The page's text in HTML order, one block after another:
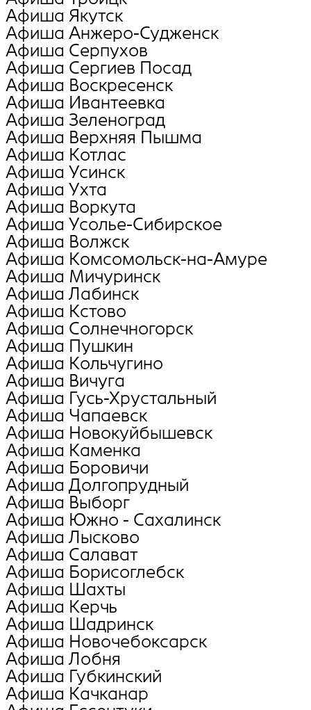
Афиша Якутск
Афиша Анжеро-Судженск
Афиша Серпухов
Афиша Сергиев Посад
Афиша Воскресенск
Афиша Ивантеевка
Афиша Зеленоград
Афиша Верхняя Пышма
Афиша Котлас
Афиша Усинск
Афиша Ухта
Афиша Воркута
Афиша Усолье-Сибирское
Афиша Волжск
Афиша Комсомольск-на-Амуре
Афиша Мичуринск
Афиша Лабинск
Афиша Кстово
Афиша Солнечногорск
Афиша Пушкин
Афиша Кольчугино
Афиша Вичуга
Афиша Гусь-Хрустальный
Афиша Чапаевск
Афиша Новокуйбышевск
Афиша Каменка
Афиша Боровичи
Афиша Долгопрудный
Афиша Выборг
Афиша Южно - Сахалинск
Афиша Лысково
Афиша Салават
Афиша Борисоглебск
Афиша Шахты
Афиша Керчь
Афиша Шадринск
Афиша Новочебоксарск
Афиша Лобня
Афиша Губкинский
Афиша Качканар